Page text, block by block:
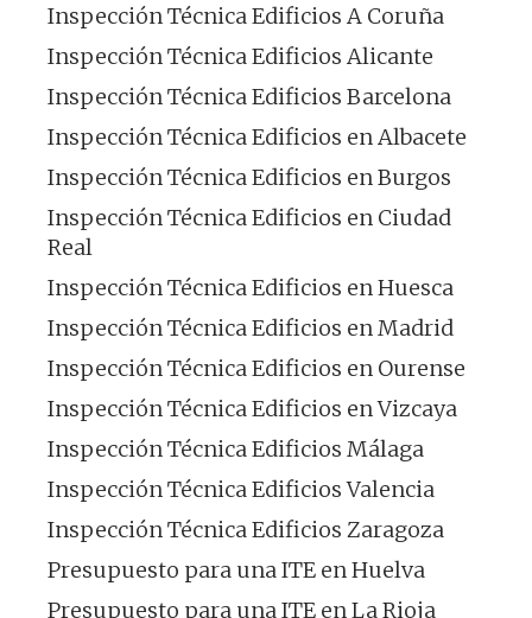
Inspección Técnica Edificios A Coruña
Inspección Técnica Edificios Alicante
Inspección Técnica Edificios Barcelona
Inspección Técnica Edificios en Albacete
Inspección Técnica Edificios en Burgos
Inspección Técnica Edificios en Ciudad
Real
Inspección Técnica Edificios en Huesca
Inspección Técnica Edificios en Madrid
Inspección Técnica Edificios en Ourense
Inspección Técnica Edificios en Vizcaya
Inspección Técnica Edificios Málaga
Inspección Técnica Edificios Valencia
Inspección Técnica Edificios Zaragoza
Presupuesto para una ITE en Huelva
Presupuesto para una ITE en La Rioja